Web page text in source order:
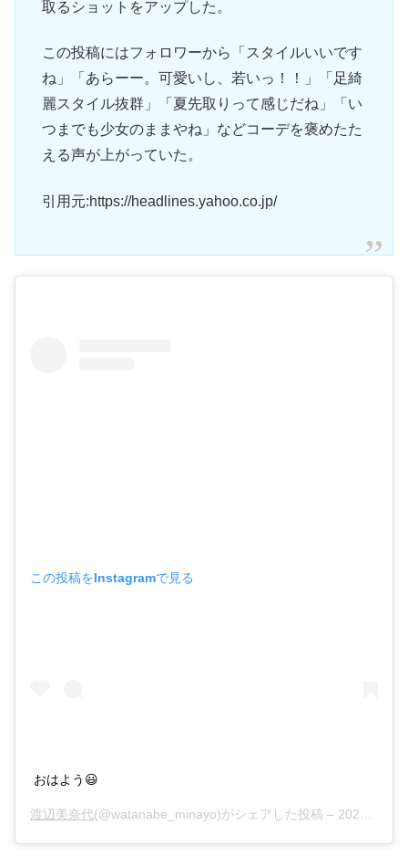
取るショットをアップした。
この投稿にはフォロワーから「スタイルいいです
ね」「あらーー。可愛いし、若いっ！！」「足綺
麗スタイル抜群」「夏先取りって感じだね」「い
つまでも少女のままやね」などコーデを褒めたた
える声が上がっていた。
引用元:https://headlines.yahoo.co.jp/
この投稿をInstagramで見る
おはよう😃
渡辺美奈代(@watanabe_minayo)がシェアした投稿 – 2020年 5月月2日午後5時52分PDT